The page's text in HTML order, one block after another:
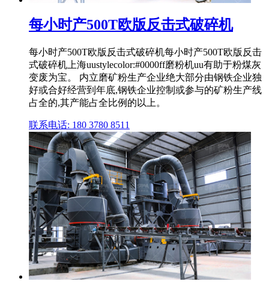
每小时产500T欧版反击式破碎机
每小时产500T欧版反击式破碎机每小时产500T欧版反击
式破碎机上海uustylecolor:#0000ff磨粉机uu有助于粉煤灰
变废为宝。 内立磨矿粉生产企业绝大部分由钢铁企业独
好或合好经营到年底,钢铁企业控制或参与的矿粉生产线
占全的,其产能占全比例的以上。
联系电话: 180 3780 8511